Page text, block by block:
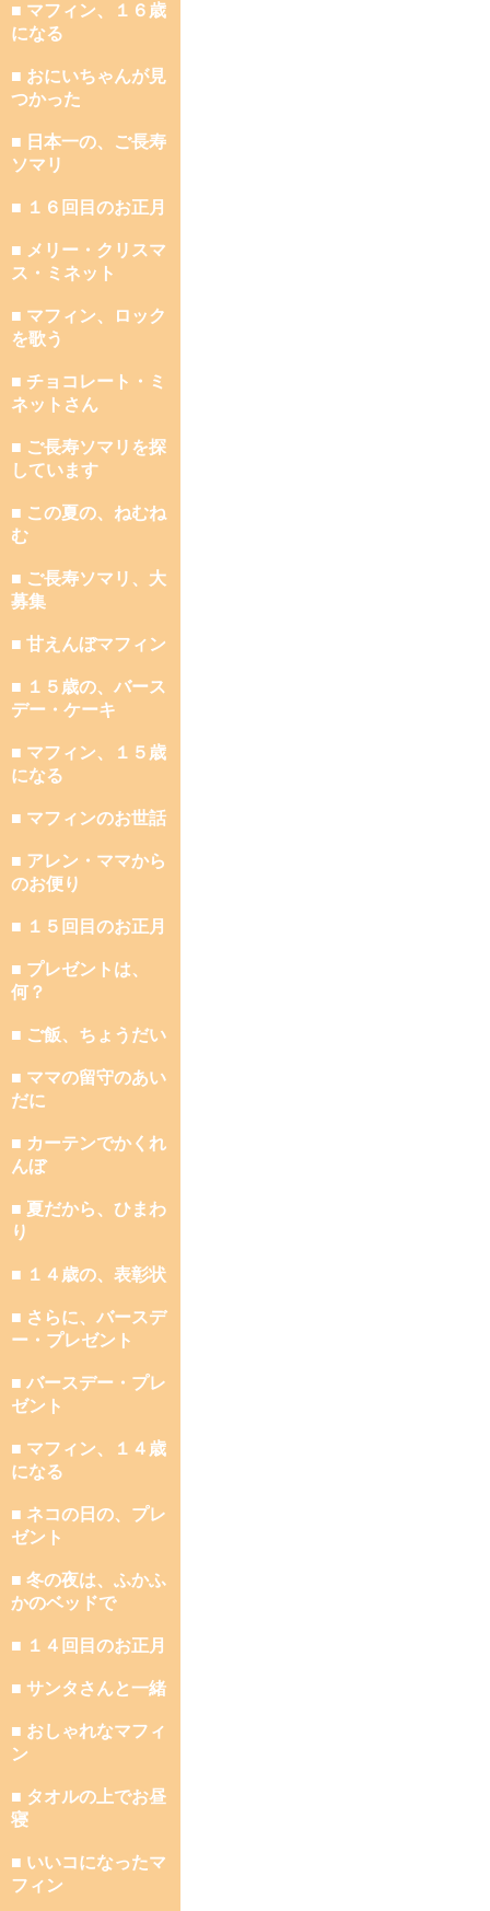
■ マフィン、１６歳
になる
■ おにいちゃんが見
つかった
■ 日本一の、ご長寿
ソマリ
■ １６回目のお正月
■ メリー・クリスマ
ス・ミネット
■ マフィン、ロック
を歌う
■ チョコレート・ミ
ネットさん
■ ご長寿ソマリを探
しています
■ この夏の、ねむね
む
■ ご長寿ソマリ、大
募集
■ 甘えんぼマフィン
■ １５歳の、バース
デー・ケーキ
■ マフィン、１５歳
になる
■ マフィンのお世話
■ アレン・ママから
のお便り
■ １５回目のお正月
■ プレゼントは、
何？
■ ご飯、ちょうだい
■ ママの留守のあい
だに
■ カーテンでかくれ
んぼ
■ 夏だから、ひまわ
り
■ １４歳の、表彰状
■ さらに、バースデ
ー・プレゼント
■ バースデー・プレ
ゼント
■ マフィン、１４歳
になる
■ ネコの日の、プレ
ゼント
■ 冬の夜は、ふかふ
かのベッドで
■ １４回目のお正月
■ サンタさんと一緒
■ おしゃれなマフィ
ン
■ タオルの上でお昼
寝
■ いいコになったマ
フィン